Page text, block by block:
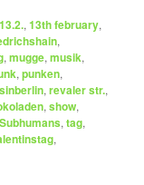
13.2.,13th february,
,
,mugge,musik,
,punken,
,revaler str.,
,show,
Subhumans,tag,
,